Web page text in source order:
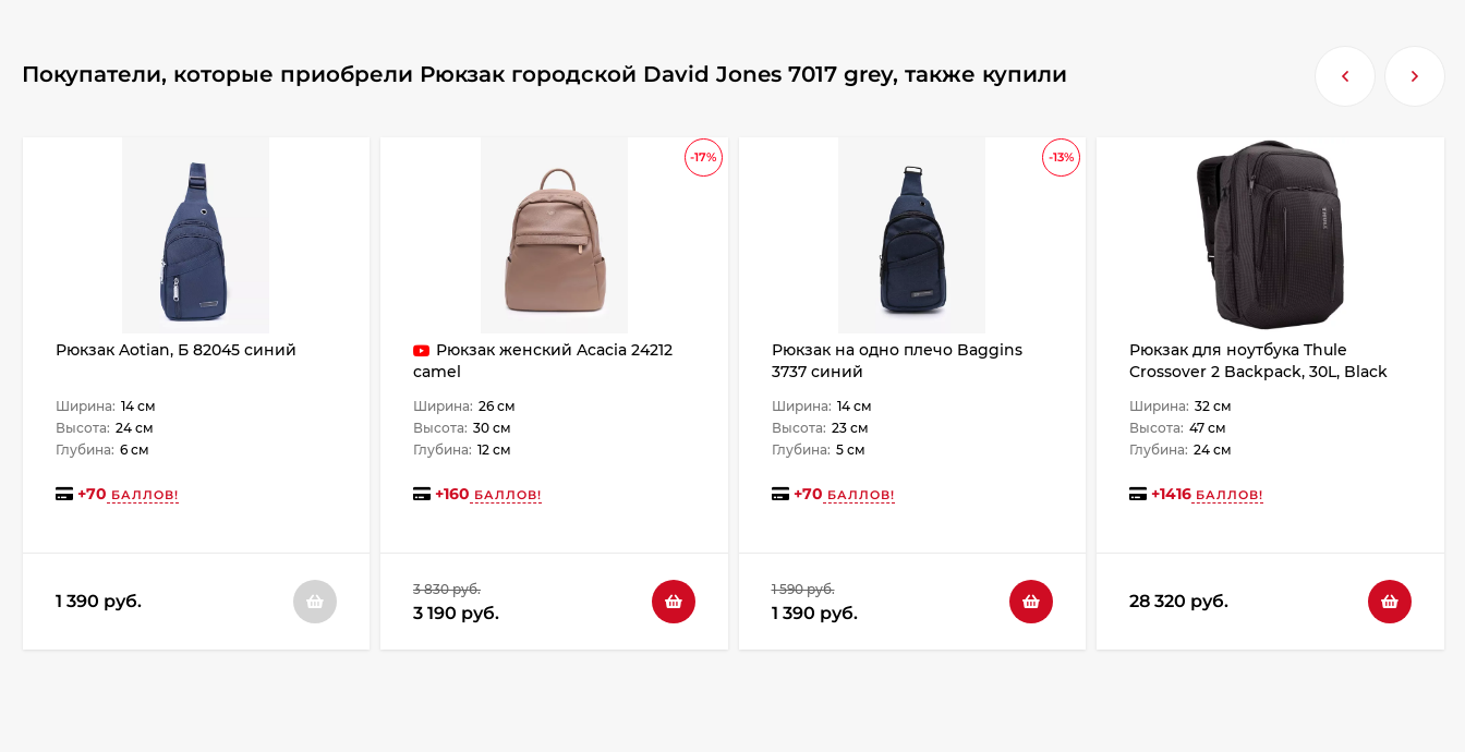
Покупатели, которые приобрели Рюкзак городской David Jones 7017 grey, также купили
Рюкзак Aotian, Б 82045 синий
Ширина: 14 см
Высота: 24 см
Глубина: 6 см
+70 БАЛЛОВ!
1 390 руб.
-17%
Рюкзак женский Acacia 24212
camel
Ширина: 26 см
Высота: 30 см
Глубина: 12 см
+160 БАЛЛОВ!
3 830 руб.
3 190 руб.
-13%
Рюкзак на одно плечо Baggins
3737 синий
Ширина: 14 см
Высота: 23 см
Глубина: 5 см
+70 БАЛЛОВ!
1 590 руб.
1 390 руб.
Рюкзак для ноутбука Thule
Crossover 2 Backpack, 30L, Black
Ширина: 32 см
Высота: 47 см
Глубина: 24 см
+1416 БАЛЛОВ!
28 320 руб.